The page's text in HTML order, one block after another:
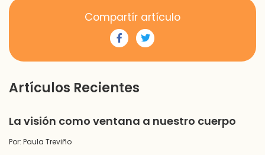
Compartír artículo
Artículos Recientes
La visión como ventana a nuestro cuerpo
Por: Paula Treviño